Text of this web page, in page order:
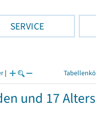
SERVICE
|
und 17